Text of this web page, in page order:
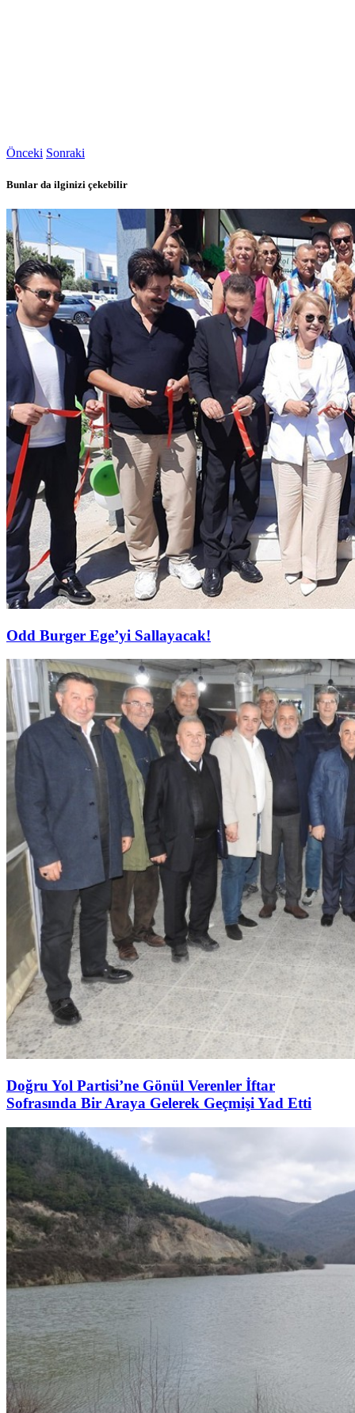
Önceki Sonraki
Bunlar da ilginizi çekebilir
Odd Burger Ege’yi Sallayacak!
Doğru Yol Partisi’ne Gönül Verenler İftar
Sofrasında Bir Araya Gelerek Geçmişi Yad Etti